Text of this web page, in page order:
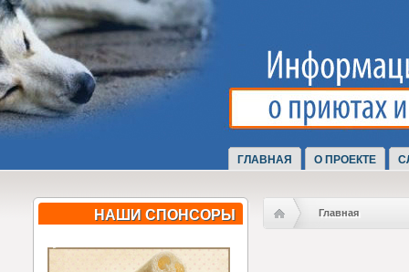
ГЛАВНАЯ О ПРОЕКТЕ
НАШИ СПОНСОРЫ Главная